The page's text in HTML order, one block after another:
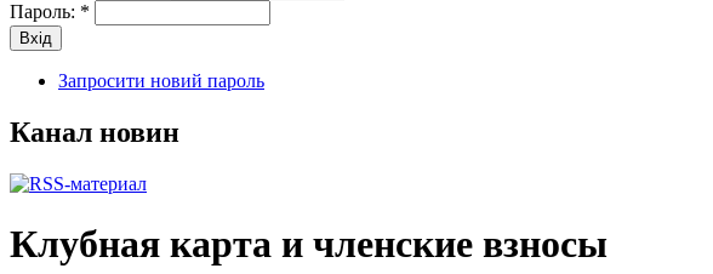
Пароль: *
Запросити новий пароль
Канал новин
Клубная карта и членские взносы